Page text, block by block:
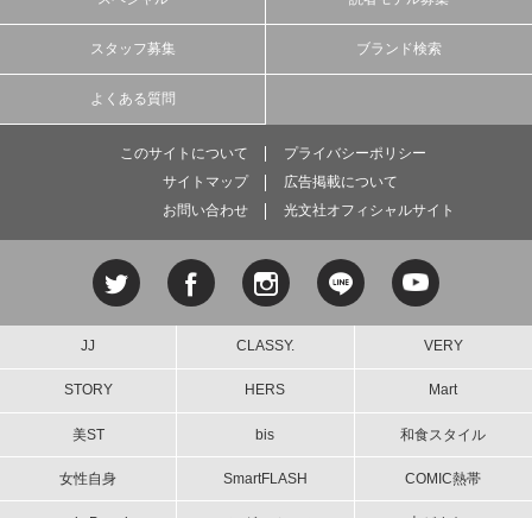
スタッフ募集 ブランド検索
よくある質問
このサイトについて
プライバシーポリシー
サイトマップ
広告掲載について
お問い合わせ
光文社オフィシャルサイト
JJ CLASSY. VERY
STORY HERS Mart
美ST bis 和食スタイル
女性自身 SmartFLASH COMIC熱帯